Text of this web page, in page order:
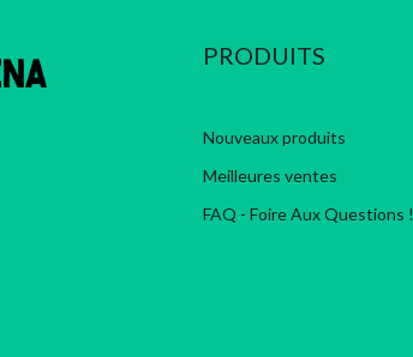
PRODUITS
Nouveaux produits
Meilleures ventes
FAQ - Foire Aux Questions !